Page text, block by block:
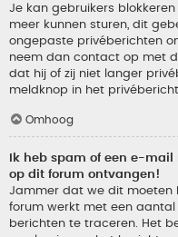
Je kan gebruikers
meer kunnen sturen, dit
ongepaste privéberichten
neem dan contact op met
dat hij of zij niet langer
meldknop in het privébericht.
Omhoog
Ik heb spam of een e-
op dit forum ontvangen!
Jammer dat we dit moeten
forum werkt met een aantal
berichten te traceren. Het